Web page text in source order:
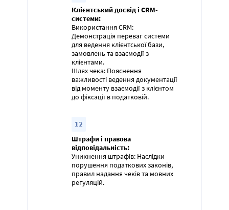
Клієнтський досвід і CRM-
системи:
Використання CRM:
Демонстрація переваг системи
для ведення клієнтської бази,
замовлень та взаємодії з
клієнтами.
Шлях чека: Пояснення
важливості ведення документації
від моменту взаємодії з клієнтом
до фіксації в податковій.
12
Штрафи і правова
відповідальність:
Уникнення штрафів: Наслідки
порушення податкових законів,
правил надання чеків та мовних
регуляцій.